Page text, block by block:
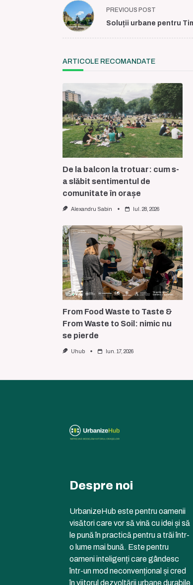
<span
class="nav-
subtitle
screen-
text">Page</span>
PREVIOUS POST
Soluții urbane pentru
ARTICOLE RECOMANDATE
De la balcon la trotuar: cum s-
a slăbit sentimentul de
comunitate în orașe
Alexandru Sabin Iul. 28, 2026
From Food Waste to Taste &
From Waste to Soil: nimic nu
se pierde
Uhub Iun. 17, 2026
Despre noi
UrbanizeHub este pentru oamenii
visători care vor să vină cu idei și să
le pună în practică pentru a trăi într-
o lume mai bună. Este pentru
oameni inteligenți care gândesc
într-un mod neconvențional și cred
în viitorul dezvoltării urbane durabile